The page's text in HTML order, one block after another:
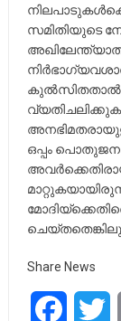
സമിതിയുടെ
ഒപ്പം
ചെയ്തതെങ്കിലും
Share News